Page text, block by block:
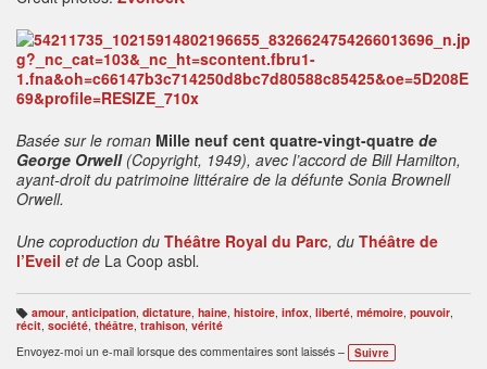
Basée sur le roman Mille neuf cent quatre-vingt-quatre de
George Orwell (Copyright, 1949), avec l’accord de Bill Hamilton,
ayant-droit du patrimoine littéraire de la défunte Sonia Brownell
Orwell.
Une coproduction du Théâtre Royal du Parc, du Théâtre de
l’Eveil et de La Coop asbl.
B
ali
s
e
amour, anticipation, dictature, haine, histoire, infox, liberté, mémoire, pouvoir,
récit société théâtre trahison vérité
Envoyez-moi un e-mail lorsque des commentaires sont laissés –
Suivre